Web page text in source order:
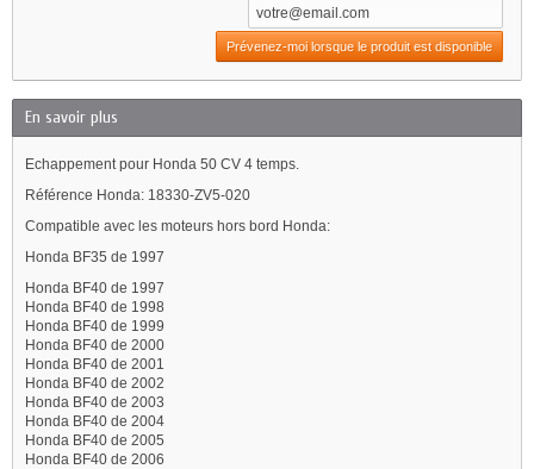
Prévenez-moi lorsque le produit est disponible
En savoir plus
Echappement pour Honda 50 CV 4 temps.
Référence Honda: 18330-ZV5-020
Compatible avec les moteurs hors bord Honda:
Honda BF35 de 1997
Honda BF40 de 1997
Honda BF40 de 1998
Honda BF40 de 1999
Honda BF40 de 2000
Honda BF40 de 2001
Honda BF40 de 2002
Honda BF40 de 2003
Honda BF40 de 2004
Honda BF40 de 2005
Honda BF40 de 2006